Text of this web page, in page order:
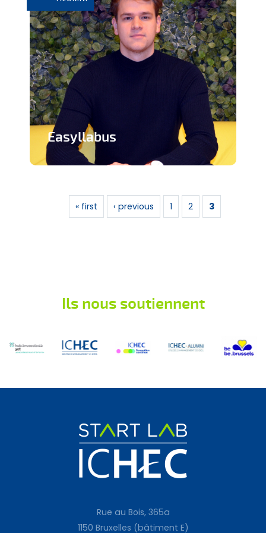
Easyllabus
En savoir plus
« first ‹ previous 1 2 3
Ils nous soutiennent
Rue au Bois, 365a
1150 Bruxelles (bâtiment E)